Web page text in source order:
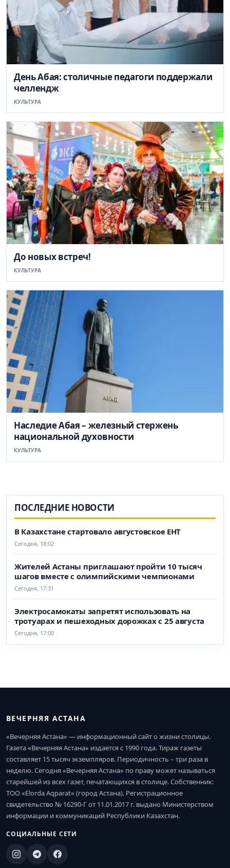
День Абая: столичные педагоги поддержали
челлендж
КУЛЬТУРА
До новых встреч!
КУЛЬТУРА
Наследие Абая – железный стержень
национальной духовности
КУЛЬТУРА
ПОСЛЕДНИЕ НОВОСТИ
В Казахстане стартовало августовское ЕНТ
Сегодня, 18:02
Жителей Астаны приглашают пройти 10 тысяч
шагов вместе с олимпийскими чемпионами
Сегодня, 17:31
Электросамокаты запретят использовать на
тротуарах и пешеходных дорожках с 25 августа
Сегодня, 17:00
ВЕЧЕРНЯЯ АСТАНА
«Вечерняя Астана» — информационный сайт о жизни столицы.
Газета «Вечерняя Астана» издается с 1990 года. Тираж газеты
составляет 15 тысяч экземпляров. Периодичность – три раза в
неделю. Сегодня «Вечерняя Астана» по праву может называться
старейшей из всех газет, печатающихся в столице. Собственник:
ТОО «Elorda Aqparat» (город Астана). Регистрационное
свидетельство № 16290-Г от 11.01.2017 г. выдано Министерством
информации и коммуникаций Республики Казахстан.
СОЦИАЛЬНЫЕ СЕТИ